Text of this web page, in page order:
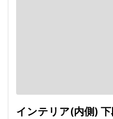
インテリア(内側)